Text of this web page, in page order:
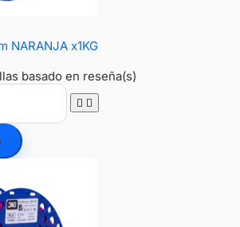
NARANJA x1KG
basado en reseña(s)
 